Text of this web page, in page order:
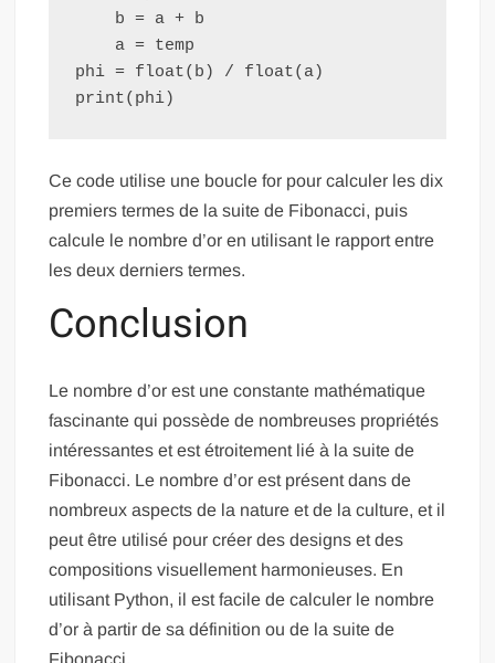
phi = float(b) / float(a)
print(phi)
Ce code utilise une boucle for pour calculer les dix
premiers termes de la suite de Fibonacci, puis
calcule le nombre d’or en utilisant le rapport entre
les deux derniers termes.
Conclusion
Le nombre d’or est une constante mathématique
fascinante qui possède de nombreuses propriétés
intéressantes et est étroitement lié à la suite de
Fibonacci. Le nombre d’or est présent dans de
nombreux aspects de la nature et de la culture, et il
peut être utilisé pour créer des designs et des
compositions visuellement harmonieuses. En
utilisant Python, il est facile de calculer le nombre
d’or à partir de sa définition ou de la suite de
Fibonacci.